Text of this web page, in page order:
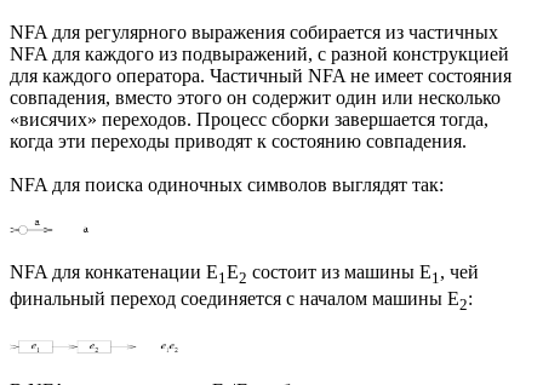
NFA для регулярного выражения собирается из частичных
NFA для каждого из подвыражений, с разной конструкцией
для каждого оператора. Частичный NFA не имеет состояния
совпадения, вместо этого он содержит один или несколько
«висячих» переходов. Процесс сборки завершается тогда,
когда эти переходы приводят к состоянию совпадения.
NFA для поиска одиночных символов выглядят так:
NFA для конкатенации E1E2 состоит из машины E1, чей
финальный переход соединяется с началом машины E2: